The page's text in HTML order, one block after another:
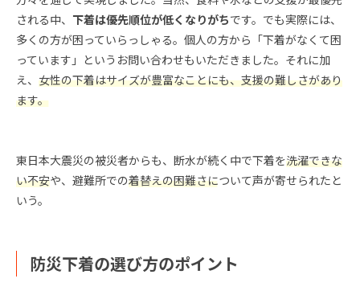
される中、 下着は優先順位が低くなりがちです。でも実際には、
多くの方が困っていらっしゃる。個人の方から「下着がなくて困
っています」というお問い合わせもいただきました。それに加
え、 女性の下着はサイズが豊富なことにも、支援の難しさがあり
ます。
東日本大震災の被災者からも、断水が続く中で下着を洗濯できな
い不安や、避難所での着替えの困難さについて声が寄せられたと
いう。
防災下着の選び方のポイント